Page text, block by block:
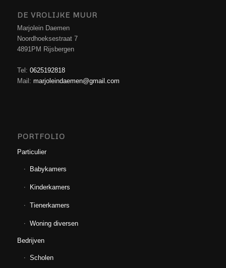
DE VROLIJKE MUUR
Marjolein Daemen
Noordhoeksestraat 7
4891PM Rijsbergen
Tel: 0625192818
Mail: marjoleindaemen@gmail.com
PORTFOLIO
Particulier
Babykamers
Kinderkamers
Tienerkamers
Woning diversen
Bedrijven
Scholen